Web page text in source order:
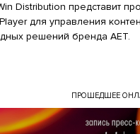
Distribution представит
для управления
решений бренда AET.
ПРОШЕДШЕЕ